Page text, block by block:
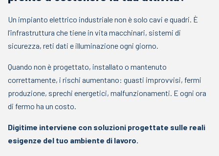
Un impianto elettrico industriale non è solo cavi e quadri. È
l’infrastruttura che tiene in vita macchinari, sistemi di
sicurezza, reti dati e illuminazione ogni giorno.
Quando non è progettato, installato o mantenuto
correttamente, i rischi aumentano: guasti improvvisi, fermi
produzione, sprechi energetici, malfunzionamenti. E ogni ora
di fermo ha un costo.
Digitime interviene con soluzioni progettate sulle reali
esigenze del tuo ambiente di lavoro.